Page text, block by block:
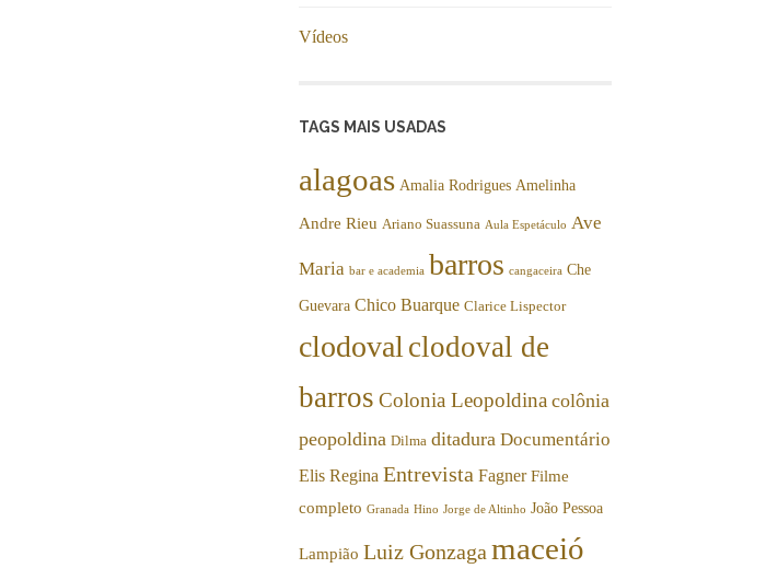
Vídeos
TAGS MAIS USADAS
alagoas Amalia Rodrigues Amelinha
Andre Rieu Ariano Suassuna Aula Espetáculo Ave
Maria bar e academia barros cangaceira Che
Guevara Chico Buarque Clarice Lispector
clodovalclodoval de
barros Colonia Leopoldina colônia
peopoldina Dilma ditadura Documentário
Elis Regina Entrevista Fagner Filme
completo Granada Hino Jorge de Altinho João Pessoa
Lampião Luiz Gonzagamaceió